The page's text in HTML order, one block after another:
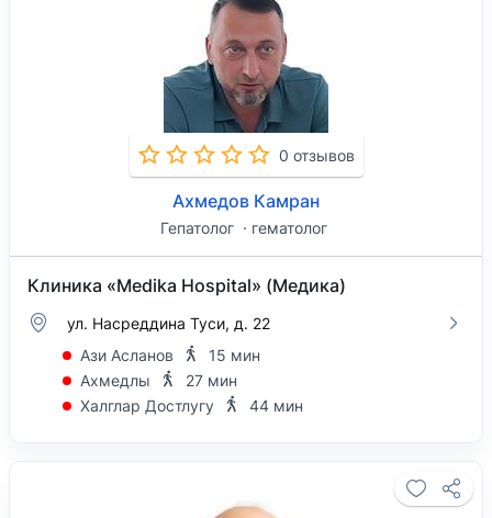
0 отзывов
Ахмедов Камран
Гепатолог гематолог
Клиника «Medika Hospital» (Медика)
ул. Насреддина Туси, д. 22
Ази Асланов
15 мин
Ахмедлы
27 мин
Халглар Достлугу
44 мин